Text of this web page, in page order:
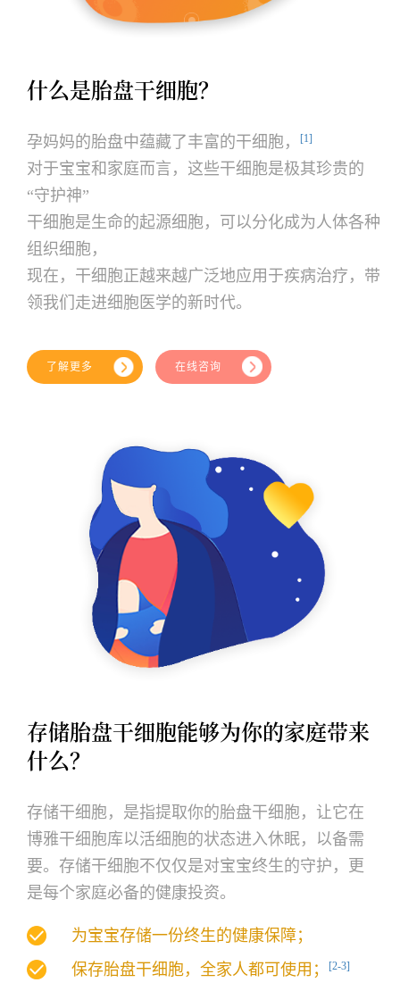
什么是胎盘干细胞？
孕妈妈的胎盘中蕴藏了丰富的干细胞， [1]
对于宝宝和家庭而言，这些干细胞是极其珍贵的
“守护神”
干细胞是生命的起源细胞，可以分化成为人体各种
组织细胞，
现在，干细胞正越来越广泛地应用于疾病治疗，带
领我们走进细胞医学的新时代。
了解更多 在线咨询
存储胎盘干细胞能够为你的家庭带来
什么？
存储干细胞，是指提取你的胎盘干细胞，让它在
博雅干细胞库以活细胞的状态进入休眠，以备需
要。存储干细胞不仅仅是对宝宝终生的守护，更
是每个家庭必备的健康投资。
为宝宝存储一份终生的健康保障；
保存胎盘干细胞，全家人都可使用；
[2-3]